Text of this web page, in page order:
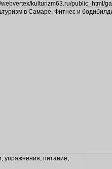
kulturizm63.ru/public_html/